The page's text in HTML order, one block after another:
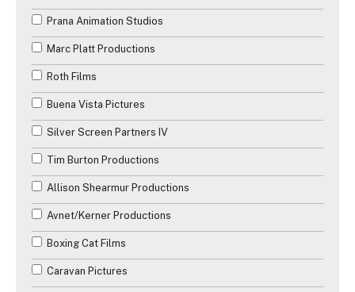
Prana Animation Studios
Marc Platt Productions
Roth Films
Buena Vista Pictures
Silver Screen Partners IV
Tim Burton Productions
Allison Shearmur Productions
Avnet/Kerner Productions
Boxing Cat Films
Caravan Pictures